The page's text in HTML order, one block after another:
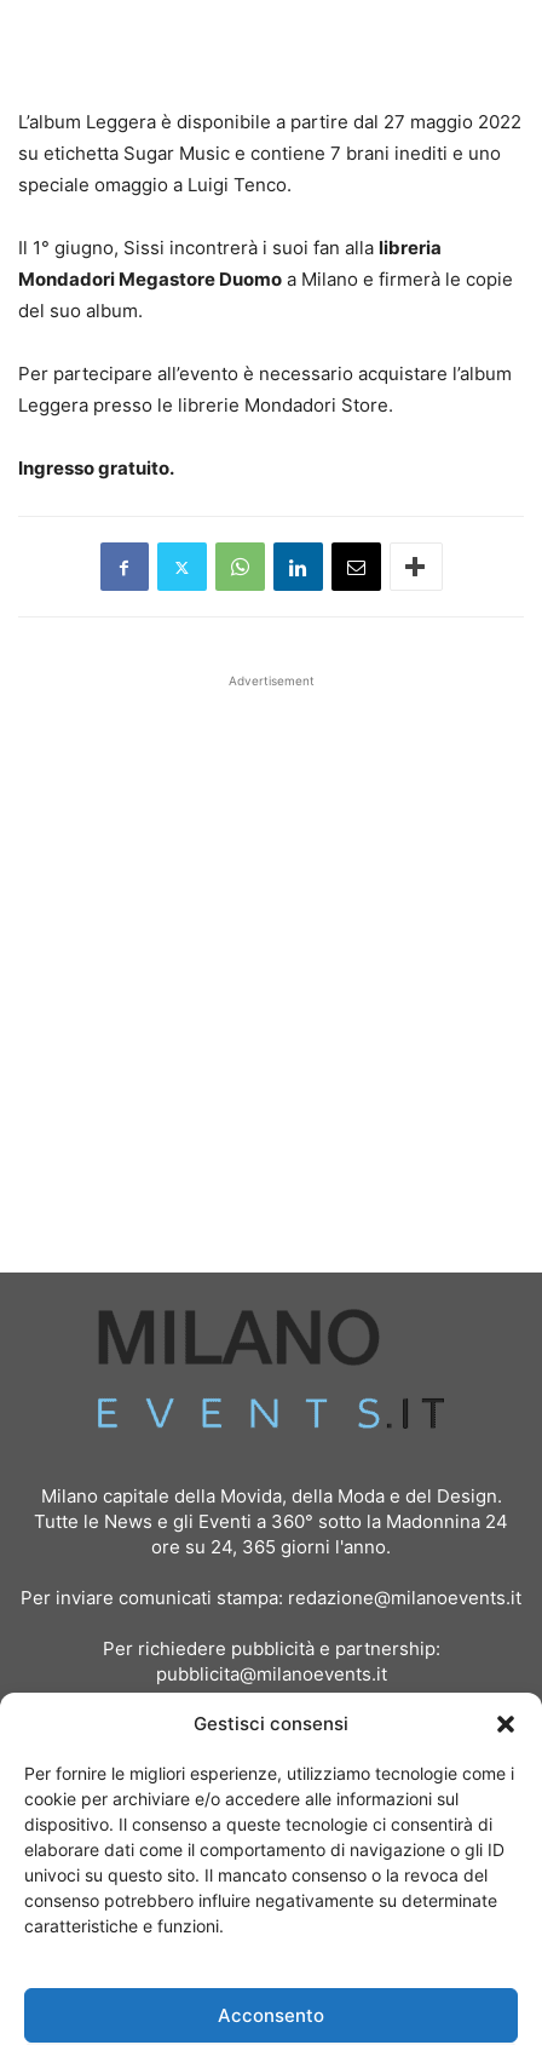
Gestisci consensi
Per fornire le migliori esperienze, utilizziamo tecnologie come i
cookie per archiviare e/o accedere alle informazioni sul
dispositivo. Il consenso a queste tecnologie ci consentirà di
elaborare dati come il comportamento di navigazione o gli ID
univoci su questo sito. Il mancato consenso o la revoca del
consenso potrebbero influire negativamente su determinate
caratteristiche e funzioni.
Acconsento
L’album Leggera è disponibile a partire dal 27 maggio 2022
su etichetta Sugar Music e contiene 7 brani inediti e uno
speciale omaggio a Luigi Tenco.
Il 1° giugno, Sissi incontrerà i suoi fan alla libreria
Mondadori Megastore Duomo a Milano e firmerà le copie
del suo album.
Per partecipare all’evento è necessario acquistare l’album
Leggera presso le librerie Mondadori Store.
Ingresso gratuito.
Advertisement
Milano capitale della Movida, della Moda e del Design.
Tutte le News e gli Eventi a 360° sotto la Madonnina 24
ore su 24, 365 giorni l'anno.
Per inviare comunicati stampa: redazione@milanoevents.it
Per richiedere pubblicità e partnership:
pubblicita@milanoevents.it
Chi siamo I Nostri Clienti
© Copyright 2017 - MilanoEvents.it© managed by